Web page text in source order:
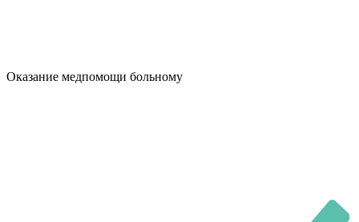
Оказание медпомощи больному